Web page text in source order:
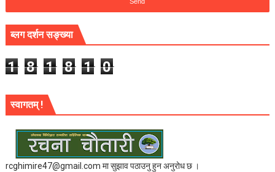
ब्लग दर्शन सङ्ख्या
1 8 1 8 1 0
स्वागतम् !
rcghimire47@gmail.com मा सुझाव पठाउनु हुन अनुरोध छ ।